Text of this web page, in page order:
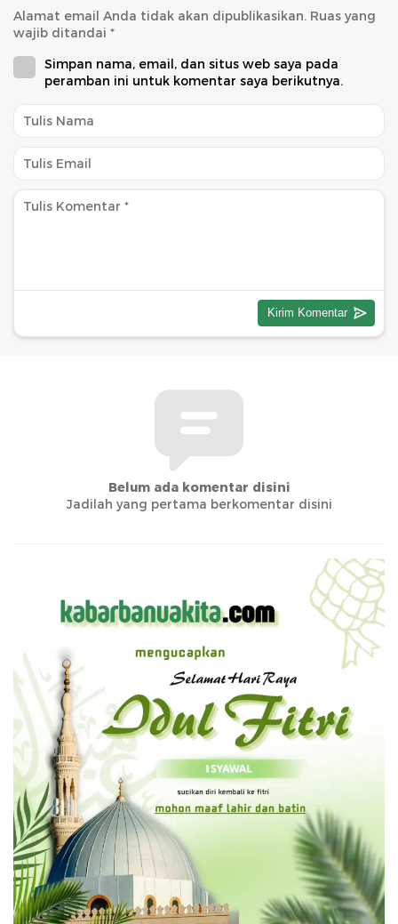
Alamat email Anda tidak akan dipublikasikan. Ruas yang
wajib ditandai *
Simpan nama, email, dan situs web saya pada
peramban ini untuk komentar saya berikutnya.
Belum ada komentar disini
Jadilah yang pertama berkomentar disini